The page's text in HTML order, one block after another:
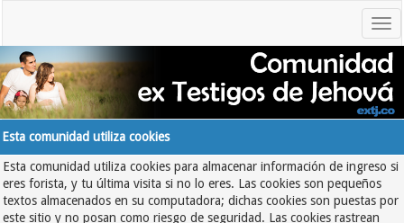
Esta comunidad utiliza cookies
Esta comunidad utiliza cookies para almacenar información de ingreso si
eres forista, y tu última visita si no lo eres. Las cookies son pequeños
textos almacenados en su computadora; dichas cookies son puestas por
este sitio y no posan como riesgo de seguridad. Las cookies rastrean